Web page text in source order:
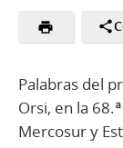
Palabras del
Orsi, en la
Mercosur y